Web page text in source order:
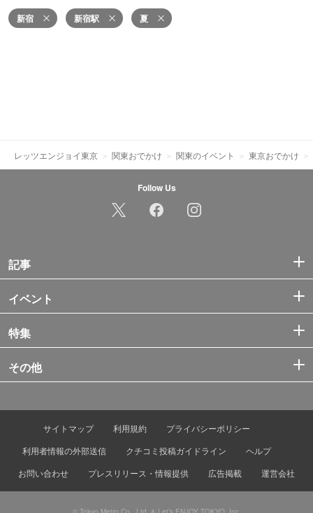
新宿 新宿駅 夏
レッツエンジョイ東京 関東おでかけ 関東のイベント 東京おでかけ
Follow Us
記事
イベント
特集
その他
サイトマップ 利用規約
プライバシーポリシー
利用者情報の外部送信
クチコミ投稿ガイドライン
ヘルプ
お問い合わせ
プレスリリース・情報提供 広告掲載 運営会社